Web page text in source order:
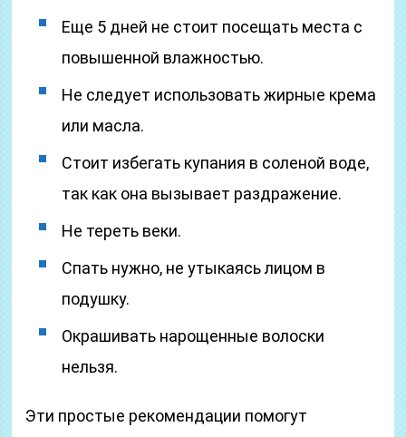
Еще 5 дней не стоит посещать места с
повышенной влажностью.
Не следует использовать жирные крема
или масла.
Стоит избегать купания в соленой воде,
так как она вызывает раздражение.
Не тереть веки.
Спать нужно, не утыкаясь лицом в
подушку.
Окрашивать нарощенные волоски
нельзя.
Эти простые рекомендации помогут